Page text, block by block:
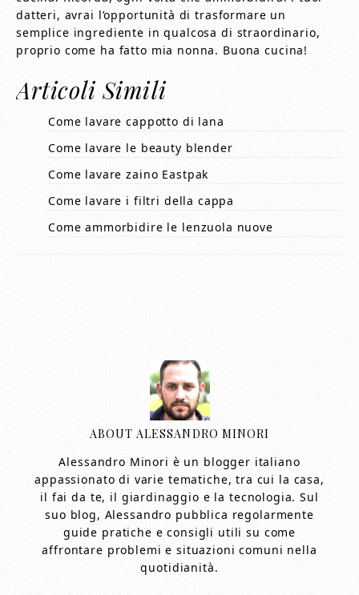
datteri, avrai l’opportunità di trasformare un
semplice ingrediente in qualcosa di straordinario,
proprio come ha fatto mia nonna. Buona cucina!
Articoli Simili
Come lavare cappotto di lana
Come lavare le beauty blender
Come lavare zaino Eastpak
Come lavare i filtri della cappa
Come ammorbidire le lenzuola nuove
ABOUTALESSANDRO MINORI
Alessandro Minori è un blogger italiano
appassionato di varie tematiche, tra cui la casa,
il fai da te, il giardinaggio e la tecnologia. Sul
suo blog, Alessandro pubblica regolarmente
guide pratiche e consigli utili su come
affrontare problemi e situazioni comuni nella
quotidianità.